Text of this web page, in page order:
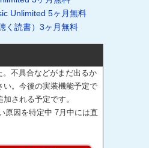
Unlimited 5ヶ月無料
く読書）3ヶ月無料
不具合などがまだ出るか
い。今後の実装機能予定で
される予定です。
原因を特定中 7月中には直